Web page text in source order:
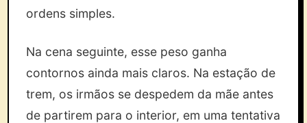
ordens simples.
Na cena seguinte, esse peso ganha
contornos ainda mais claros. Na estação de
trem, os irmãos se despedem da mãe antes
de partirem para o interior, em uma tentativa